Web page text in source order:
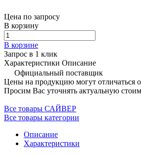
Цена по запросу
В корзину
В корзине
Запрос в 1 клик
Характеристики Описание
Официальный поставщик
Цены на продукцию могут отличаться
Просим Вас уточнять актуальную
Все товары САЙВЕР
Все товары категории
Описание
Характеристики